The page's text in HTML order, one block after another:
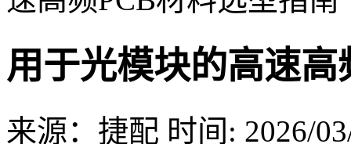
用于光模块的高速
来源：捷配 时间: 2026/